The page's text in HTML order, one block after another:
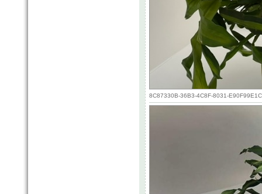
8C87330B-36B3-4C8F-8031-